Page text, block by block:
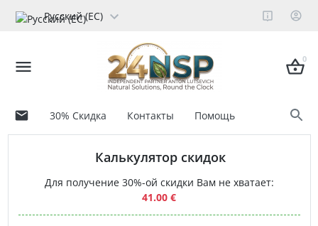
Русский (ЕС)
0
30% Скидка Контакты Помощь
Калькулятор скидок
Для получение 30%-ой скидки Вам не хватает:
41.00 €